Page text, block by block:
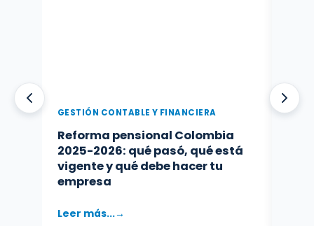
GESTIÓN CONTABLE Y FINANCIERA
Reforma pensional Colombia
2025-2026: qué pasó, qué está
vigente y qué debe hacer tu
empresa
Leer más...